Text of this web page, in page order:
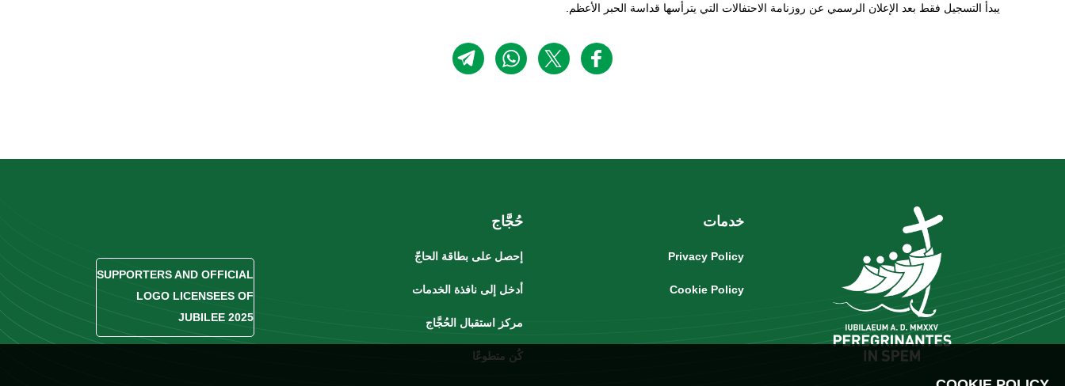
يبدأ التسجيل فقط بعد الإعلان الرسمي عن روزنامة الاحتفالات التي يترأسها قداسة الحبر الأعظم.
خدمات
Privacy Policy
Cookie Policy
حُجَّاج
إحصل على بطاقة الحاجّ
أدخل إلى نافذة الخدمات
مركز استقبال الحُجَّاج
كُن متطوعًا
SUPPORTERS AND OFFICIAL
LOGO LICENSEES OF
JUBILEE 2025